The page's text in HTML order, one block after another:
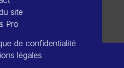
site
Pro
de confidentialité
légales